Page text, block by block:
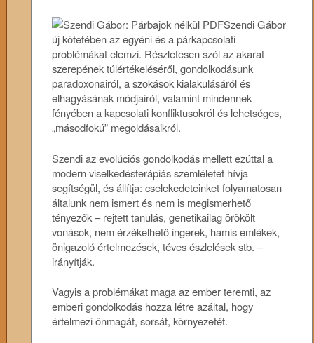
Szendi Gábor
új kötetében az egyéni és a párkapcsolati
problémákat elemzi. Részletesen szól az akarat
szerepének túlértékeléséről, gondolkodásunk
paradoxonairól, a szokások kialakulásáról és
elhagyásának módjairól, valamint mindennek
fényében a kapcsolati konfliktusokról és lehetséges,
„másodfokú” megoldásaikról.
Szendi az evolúciós gondolkodás mellett ezúttal a
modern viselkedésterápiás szemléletet hívja
segítségül, és állítja: cselekedeteinket folyamatosan
általunk nem ismert és nem is megismerhető
tényezők – rejtett tanulás, genetikailag örökölt
vonások, nem érzékelhető ingerek, hamis emlékek,
önigazoló értelmezések, téves észlelések stb. –
irányítják.
Vagyis a problémákat maga az ember teremti, az
emberi gondolkodás hozza létre azáltal, hogy
értelmezi önmagát, sorsát, környezetét.